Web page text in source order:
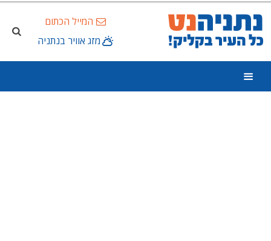
המייל הכתום
מזג אוויר בנתניה